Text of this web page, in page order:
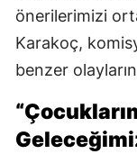
önerilerimizi
Karakoç,
benzer